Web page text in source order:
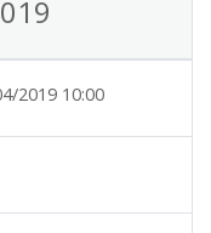
2019 10:00